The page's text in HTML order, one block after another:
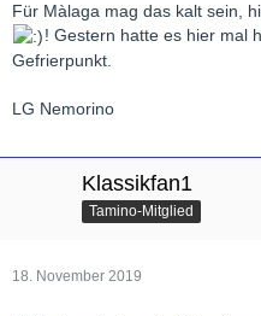
Für Màlaga mag das kalt sein,
! Gestern hatte es hier mal
Gefrierpunkt.
LG Nemorino
Klassikfan1
Tamino-Mitglied
18. November 2019